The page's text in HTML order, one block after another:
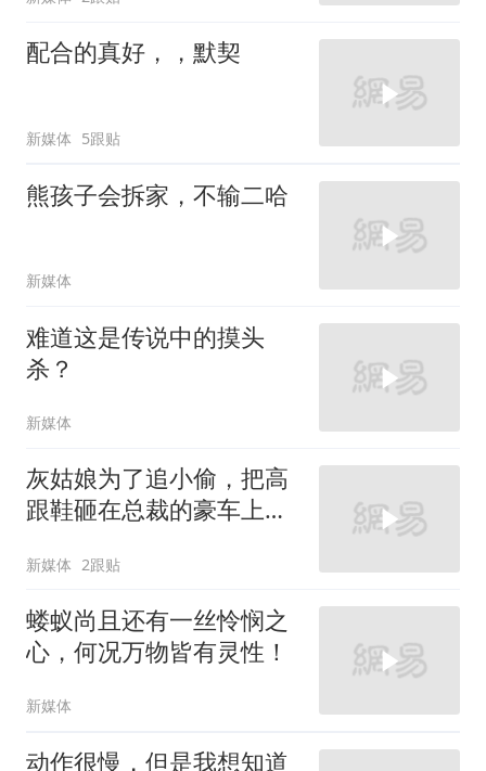
配合的真好，，默契
新媒体 5跟贴
熊孩子会拆家，不输二哈
新媒体
难道这是传说中的摸头
杀？
新媒体
灰姑娘为了追小偷，把高
跟鞋砸在总裁的豪车上，
新媒体 2跟贴
蝼蚁尚且还有一丝怜悯之
心，何况万物皆有灵性！
新媒体
动作很慢，但是我想知道